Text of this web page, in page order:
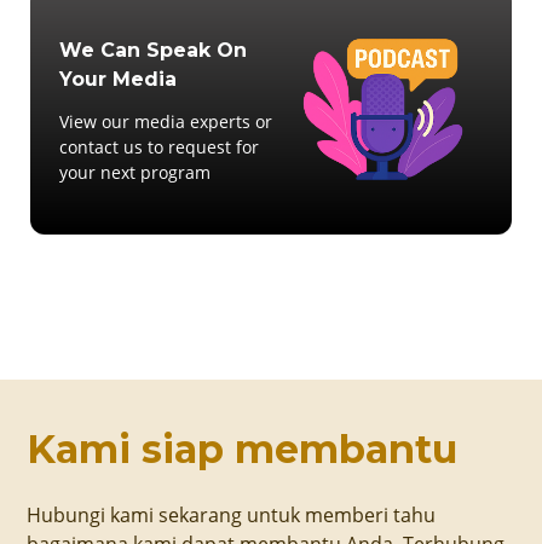
We Can Speak On
Your Media
View our media experts or
contact us to request for
your next program
Kami siap membantu
Hubungi kami sekarang untuk memberi tahu